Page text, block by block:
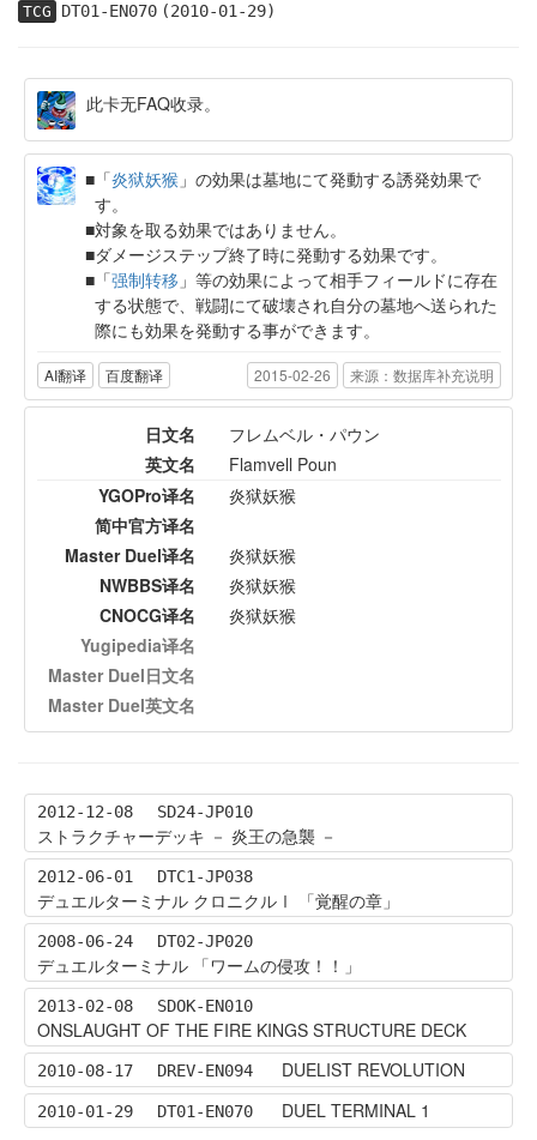
TCG DT01-EN070(2010-01-29)
此卡无FAQ收录。
「炎狱妖猴 」の効果は墓地にて発動する誘発効果で
す。
対象を取る効果ではありません。
ダメージステップ終了時に発動する効果です。
「强制转移 」等の効果によって相手フィールドに存在
する状態で、戦闘にて破壊され自分の墓地へ送られた
際にも効果を発動する事ができます。
AI翻译 百度翻译 2015-02-26 来源：数据库补充说明
日文名
フレムベル・パウン
英文名
Flamvell Poun
YGOPro译名
炎狱妖猴
简中官方译名
Master Duel译名
炎狱妖猴
NWBBS译名
炎狱妖猴
CNOCG译名
炎狱妖猴
Yugipedia译名
Master Duel日文名
Master Duel英文名
2012-12-08 SD24-JP010
ストラクチャーデッキ － 炎王の急襲 －
2012-06-01 DTC1-JP038
デュエルターミナル クロニクルⅠ 「覚醒の章」
2008-06-24 DT02-JP020
デュエルターミナル 「ワームの侵攻！！」
2013-02-08 SDOK-EN010
ONSLAUGHT OF THE FIRE KINGS STRUCTURE DECK
2010-08-17 DREV-EN094 DUELIST REVOLUTION
2010-01-29 DT01-EN070 DUEL TERMINAL 1